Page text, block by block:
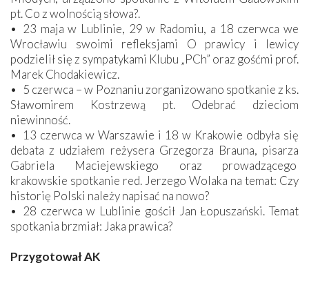
pt. Co z wolnością słowa?.
• 23 maja w Lublinie, 29 w Radomiu, a 18 czerwca we
Wrocławiu swoimi refleksjami O prawicy i lewicy
podzielił się z sympatykami Klubu „PCh” oraz gośćmi prof.
Marek Chodakiewicz.
• 5 czerwca – w Poznaniu zorganizowano spotkanie z ks.
Sławomirem Kostrzewą pt. Odebrać dzieciom
niewinność.
• 13 czerwca w Warszawie i 18 w Krakowie odbyła się
debata z udziałem reżysera Grzegorza Brauna, pisarza
Gabriela Maciejewskiego oraz prowadzącego
krakowskie spotkanie red. Jerzego Wolaka na temat: Czy
historię Polski należy napisać na nowo?
• 28 czerwca w Lublinie gościł Jan Łopuszański. Temat
spotkania brzmiał: Jaka prawica?
Przygotował AK